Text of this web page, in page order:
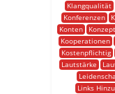
Klangqualität
Konferenzen
Konten
Konzept
Kooperationen
Kostenpflichtig
Lautstärke
Links